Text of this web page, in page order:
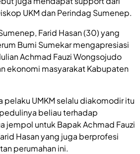
UKM dan Perindag Sumenep.
Farid Hasan (30) yang
Bumi Sumekar mengapresiasi
Achmad Fauzi Wongsojudo
ekonomi masyarakat Kabupaten
pelaku UMKM selalu diakomodir itu
beliau terhadap
jempol untuk Bapak Achmad Fauzi
Hasan yang juga berprofesi
perumahan ini.